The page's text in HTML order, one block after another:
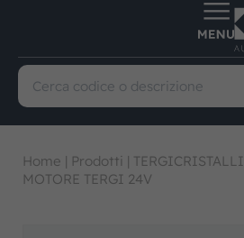
Home | Prodotti | TERGICRISTALLI
MOTORE TERGI 24V